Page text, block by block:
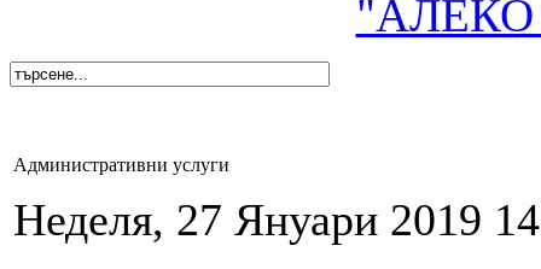
Административни услуги
Неделя, 27 Януари 2019